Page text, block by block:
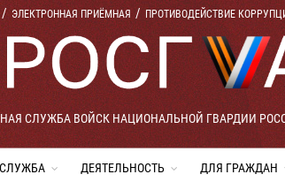
ЭЛЕКТРОННАЯ ПРИЁМНАЯ ПРОТИВОДЕЙСТВИЕ
СЛУЖБА ВОЙСК НАЦИОНАЛЬНОЙ ГВАРДИИ
ДЕЯТЕЛЬНОСТЬ ДЛЯ ГРАЖДАН